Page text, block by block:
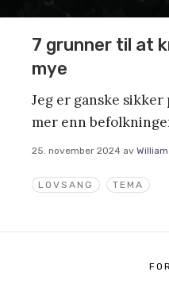
LOVSANG TEMA
7 grunner til at
mye
Jeg er ganske
mer enn
25. november 2024 av